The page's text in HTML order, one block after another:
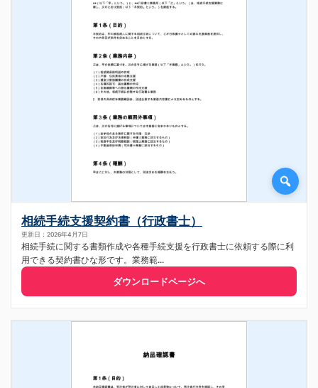
相続手続支援契約書（行政書士）
更新日：2026年4月7日
相続手続に関する書類作成や各種手続支援を行政書士に依頼する際に利
用できる契約書ひな形です。業務範...
ダウンロードページへ